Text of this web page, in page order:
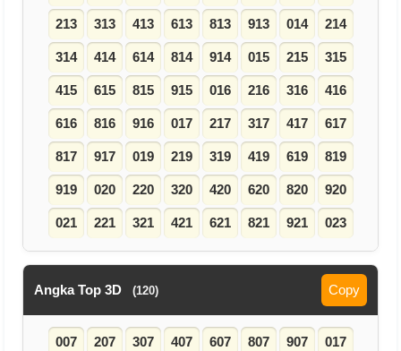
213 313 413 613 813 913 014 214
314 414 614 814 914 015 215 315
415 615 815 915 016 216 316 416
616 816 916 017 217 317 417 617
817 917 019 219 319 419 619 819
919 020 220 320 420 620 820 920
021 221 321 421 621 821 921 023
Angka Top 3D (120) Copy
007 207 307 407 607 807 907 017